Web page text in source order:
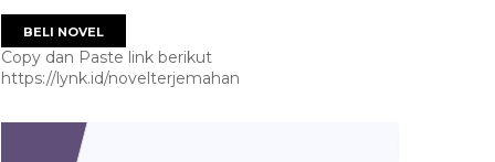
BELI NOVEL
Copy dan Paste link berikut
https://lynk.id/novelterjemahan